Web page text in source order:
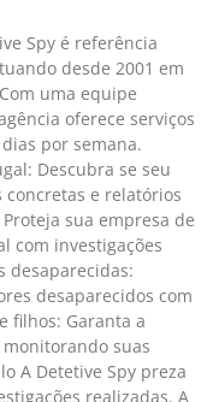
Spy é referência
desde 2001 em
uma equipe
oferece serviços
por semana.
Descubra se seu
concretas e relatórios
sua empresa de
com investigações
desaparecidas:
desaparecidos com
filhos: Garanta a
suas
A Detetive Spy preza
realizadas. A